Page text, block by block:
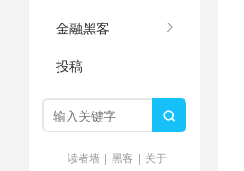
金融黑客
投稿

读者墙 | 黑客 | 关于